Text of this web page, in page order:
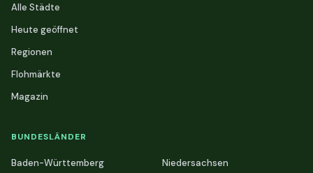
Alle Städte
Heute geöffnet
Regionen
Flohmärkte
Magazin
BUNDESLÄNDER
Baden-Württemberg
Niedersachsen